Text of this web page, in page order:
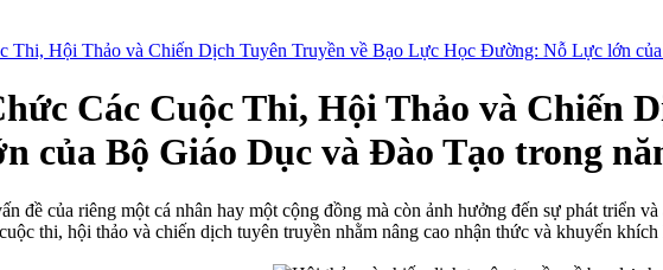
Thi, Hội Thảo và Chiến Dịch Tuyên Truyền về Bạo Lực Học Đường: Nỗ Lực lớn
Các Cuộc Thi, Hội Thảo và Chiến
của Bộ Giáo Dục và Đào Tạo trong
đề của riêng một cá nhân hay một cộng đồng mà còn ảnh hưởng đến sự phát triển
thi, hội thảo và chiến dịch tuyên truyền nhằm nâng cao nhận thức và khuyến